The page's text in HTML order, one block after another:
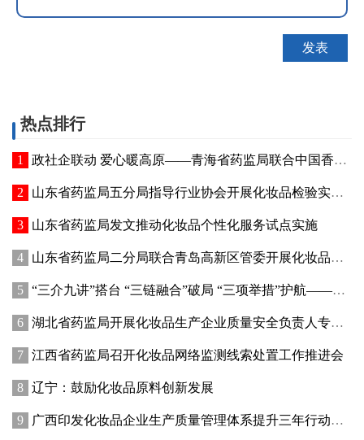
热点排行
政社企联动 爱心暖高原——青海省药监局联合中国香料香精化妆品工业协会开展公益捐赠活动
山东省药监局五分局指导行业协会开展化妆品检验实操专项培训
山东省药监局发文推动化妆品个性化服务试点实施
山东省药监局二分局联合青岛高新区管委开展化妆品新原料注册备案赋能专题交流活动
“三介九讲”搭台 “三链融合”破局 “三项举措”护航——青海高原特色化妆品原料产业迈出实质性步伐
湖北省药监局开展化妆品生产企业质量安全负责人专题培训暨现场观摩活动
江西省药监局召开化妆品网络监测线索处置工作推进会
辽宁：鼓励化妆品原料创新发展
广西印发化妆品企业生产质量管理体系提升三年行动方案